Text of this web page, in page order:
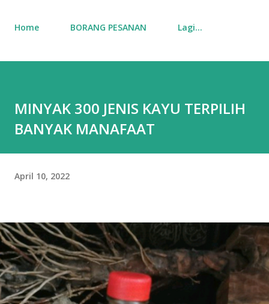
Home BORANG PESANAN Lagi…
MINYAK 300 JENIS KAYU TERPILIH
BANYAK MANAFAAT
April 10, 2022